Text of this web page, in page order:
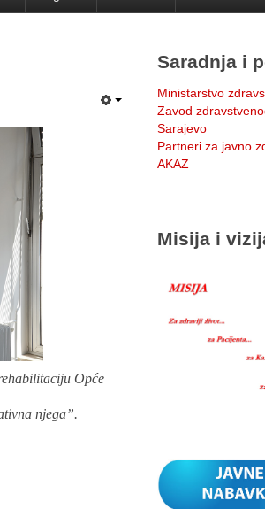
Opće
njega”.
Saradnja i
Ministarstvo
Zavod
Sarajevo
Partneri za javno
AKAZ
Misija i